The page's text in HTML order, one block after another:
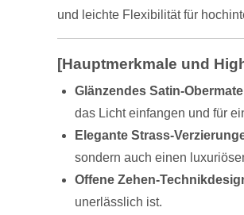
und leichte Flexibilität für
[Hauptmerkmale und
Glänzendes Satin-
das Licht einfangen und für
Elegante Strass-
sondern auch einen
Offene Zehen-
unerlässlich ist.